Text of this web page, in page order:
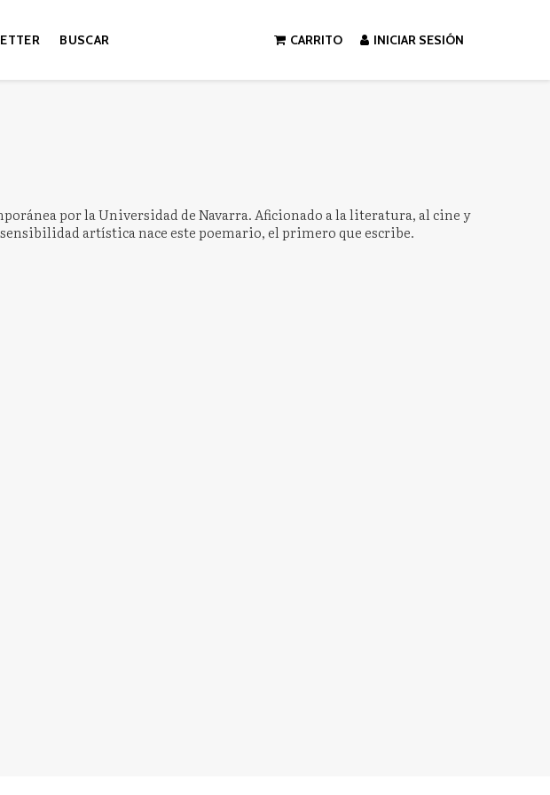
BUSCAR CARRITO INICIAR SESIÓN
por la Universidad de Navarra. Aficionado a la literatura, al cine y
artística nace este poemario, el primero que escribe.